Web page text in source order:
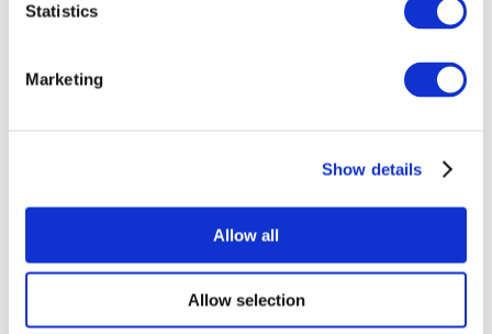
Statistics
Marketing
Show details
Allow all
Allow selection
Без поджанра
Применить